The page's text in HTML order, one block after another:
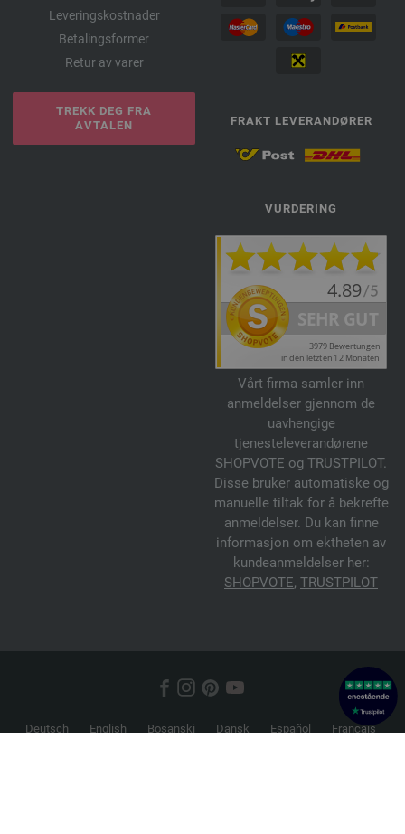
Leveringskostnader
Betalingsformer
Retur av varer
TREKK DEG FRA
AVTALEN
FRAKT LEVERANDØRER
VURDERING
Vårt firma samler inn
anmeldelser gjennom de
uavhengige
tjenesteleverandørene
SHOPVOTE og TRUSTPILOT.
Disse bruker automatiske og
manuelle tiltak for å bekrefte
anmeldelser. Du kan finne
informasjon om ektheten av
kundeanmeldelser her:
SHOPVOTE, TRUSTPILOT
Deutsch English Bosanski Dansk Español
Français